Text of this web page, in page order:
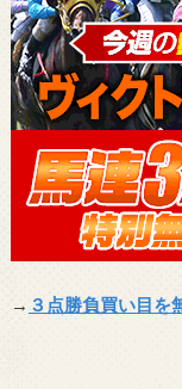
→ ３点勝負買い目を